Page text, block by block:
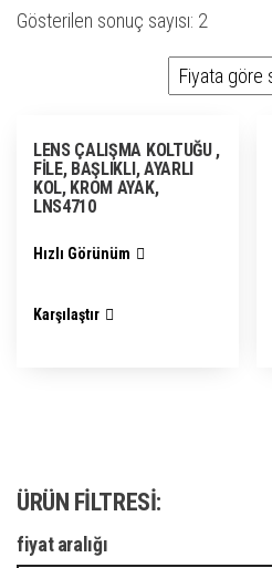
Akın metal
Bürosit
Ürün etiketleri
Gösterilen sonuç sayısı: 2
LENS ÇALIŞMA KOLTUĞU ,
FİLE, BAŞLIKLI, AYARLI
KOL, KROM AYAK,
LNS4710
Hızlı Görünüm
Karşılaştır
ÜRÜN FILTRESI:
fiyat aralığı